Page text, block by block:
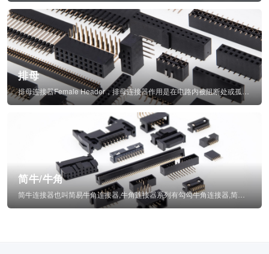
排母
排母连接器Female Header，排母连接器作用是在电路内被阻断处或孤立不通...
简牛/牛角